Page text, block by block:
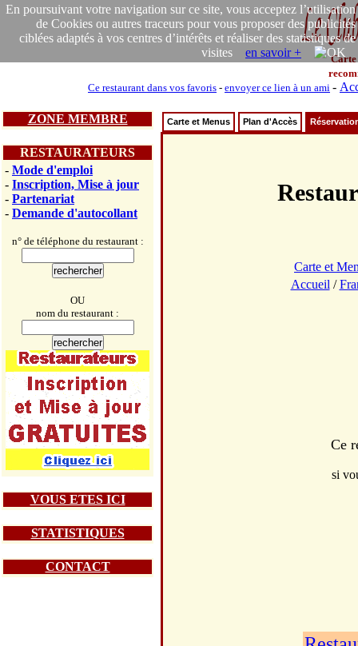
En poursuivant votre navigation sur ce site, vous acceptez l’utilisation
de Cookies ou autres traceurs pour vous proposer des publicités
ciblées adaptés à vos centres d’intérêts et réaliser des statistiques de
visites en savoir +
Carte
Ce restaurant dans vos favoris - envoyer ce lien à un ami -
ZONE MEMBRE
RESTAURATEURS
- Mode d'emploi
- Inscription, Mise à jour
- Partenariat
- Demande d'autocollant
n° de téléphone du restaurant :
OU
nom du restaurant :
VOUS ETES ICI
STATISTIQUES
CONTACT
Carte et Menus Plan d'Accès
Carte et
Accueil /
Ce
si